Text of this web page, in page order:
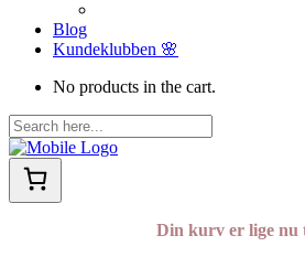
Blog
Kundeklubben 🌸
No products in the cart.
Din kurv er lige nu